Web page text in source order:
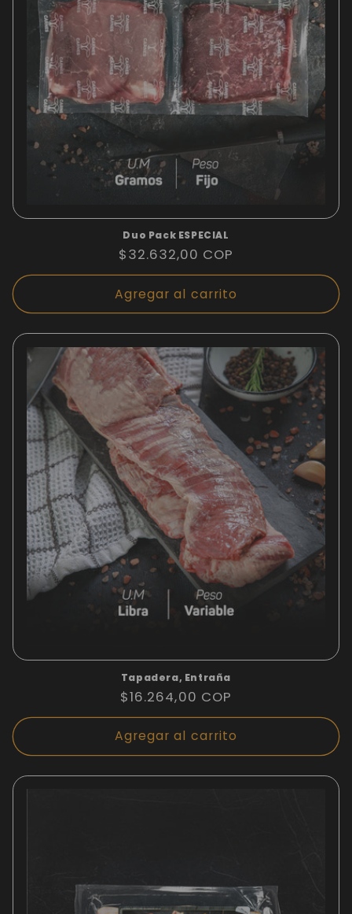
Duo Pack ESPECIAL
Precio
habitual
$32.632,00 COP
Agregar al carrito
Tapadera, Entraña
Precio
habitual
$16.264,00 COP
Agregar al carrito